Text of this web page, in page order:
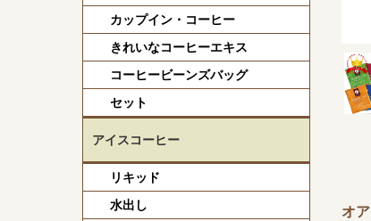
オ
カップイン・コーヒー
きれいなコーヒーエキス
コーヒービーンズバッグ
セット
アイスコーヒー
リキッド
水出し